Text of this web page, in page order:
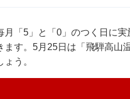
月「5」と「0」のつく日に
ます。5月25日は「飛騨高山
う。